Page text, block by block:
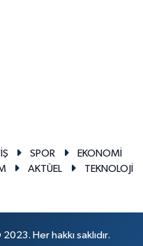
SPOR
EKONOMİ
AKTÜEL TEKNOLOJİ
Her hakkı saklıdır.